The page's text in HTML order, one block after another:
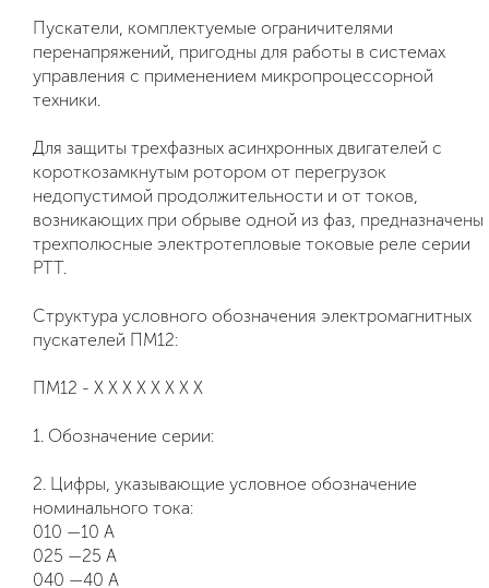
Пускатели, комплектуемые ограничителями
перенапряжений, пригодны для работы в системах
управления с применением микропроцессорной
техники.
Для защиты трехфазных асинхронных двигателей с
короткозамкнутым ротором от перегрузок
недопустимой продолжительности и от токов,
возникающих при обрыве одной из фаз, предназначены
трехполюсные электротепловые токовые реле серии
РТТ.
Структура условного обозначения электромагнитных
пускателей ПМ12:
ПМ12 - Х Х Х Х Х Х Х Х
1. Обозначение серии:
2. Цифры, указывающие условное обозначение
номинального тока:
010 —10 А
025 —25 А
040 —40 А